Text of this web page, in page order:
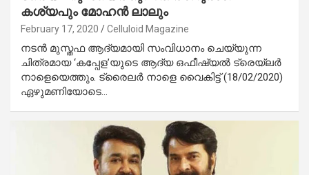
കശ്യപും മോഹന്‍ ലാലും
February 17, 2020 Celluloid Magazine
നടന്‍ മുസ്തഫ ആദ്യമായി സംവിധാനം ചെയ്യുന്ന
ചിത്രമായ ‘കപ്പേള’യുടെ ആദ്യ ഒഫീഷ്യല്‍ ട്രെയ്‌ലര്‍
നാളെയെത്തും. ട്രൈലര്‍ നാളെ വൈകിട്ട് (18/02/2020)
ഏഴുമണിയോടെ…